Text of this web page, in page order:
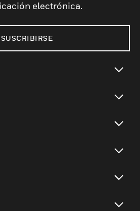
electrónica.
SUSCRIBIRSE